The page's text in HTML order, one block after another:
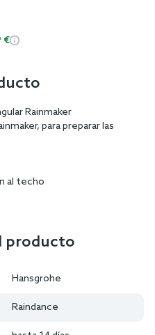
€
Rainmaker
para preparar las
al techo
producto
Hansgrohe
Raindance